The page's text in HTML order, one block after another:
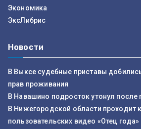
Экономика
ЭксЛибрис
Новости
В Выксе судебные приставы
прав проживания
В Навашино подросток утонул после
В Нижегородской области проходит
пользовательских видео «Отец года»